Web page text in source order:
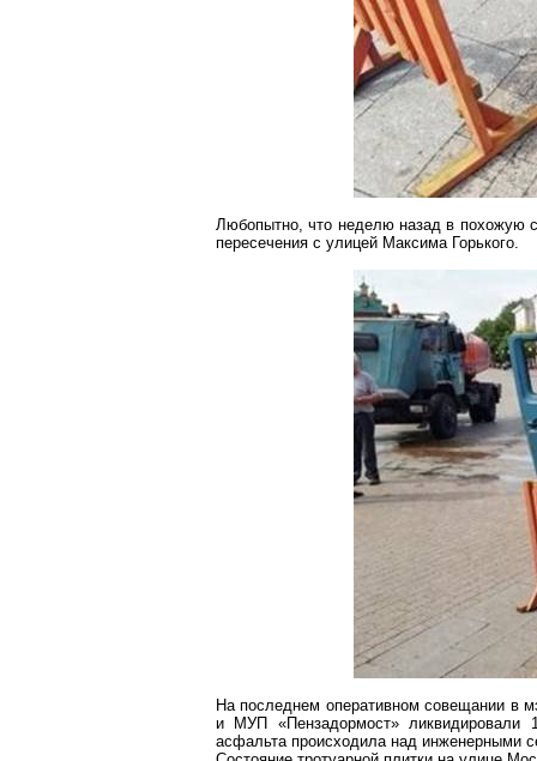
Любопытно, что неделю назад в похожую
пересечения с улицей Максима Горького.
На последнем оперативном совещании в
и МУП «Пензадормост»ликвидировали
асфальта происходила над инженерными